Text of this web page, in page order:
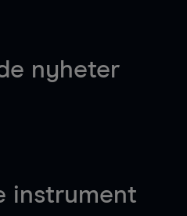
nyheter
instrument